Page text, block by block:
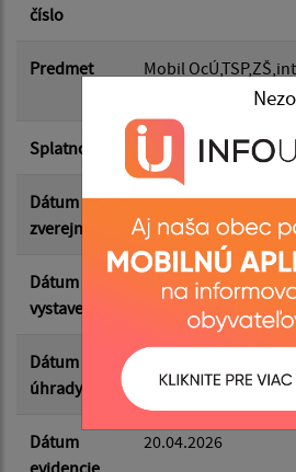
Suma od:
Filtrovať
číslo
Predmet
Mobil
Splatnosť 03.05.2026
Dátum
zverejnenia
05.05.2026
Dátum
vystavenia
19.04.2026
Dátum
úhrady
Dátum
evidencie
20.04.2026